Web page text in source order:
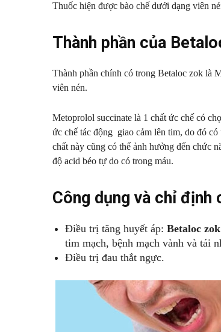
Thuốc hiện được bào chế dưới dạng viên
Thành phần của
Thành phần chính có trong Betaloc zok là
viên nén.
Metoprolol succinate là 1 chất ức chế có
ức chế tác động giao cảm lên tim, do đó
chất này cũng có thể ảnh hưởng đến chức
độ acid béo tự do có trong máu.
Công dụng và chỉ
Điều trị tăng huyết áp: Betaloc
tim mạch, bệnh mạch vành và tái
Điều trị đau thắt ngực.